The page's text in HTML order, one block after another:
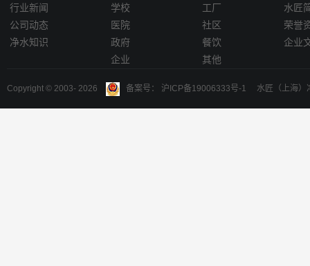
行业新闻
公司动态
净水知识
学校
医院
政府
企业
工厂
社区
餐饮
其他
水匠
荣誉
企业
Copyright © 2003- 2026 备案号： 沪ICP备19006333号-1 水匠（上海）